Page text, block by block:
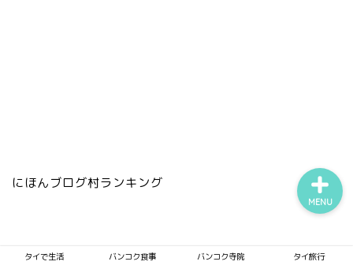
にほんブログ村ランキング
タイで生活 バンコク食事 バンコク寺院 タイ旅行
MENU